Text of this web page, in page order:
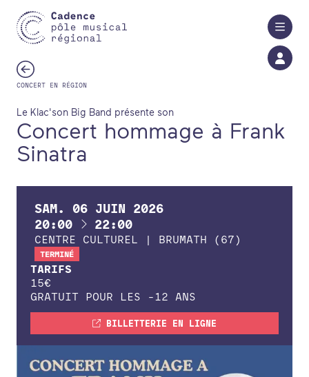
CONCERT EN RÉGION
Le Klac'son Big Band présente son
Concert hommage à Frank
Sinatra
SAM. 06 JUIN 2026
20:00
À 22:00
CENTRE CULTUREL | BRUMATH (67)
TERMINÉ
TARIFS
15€
GRATUIT POUR LES -12 ANS
BILLETTERIE EN LIGNE